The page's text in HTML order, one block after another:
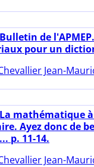
Bulletin de
pour un
Jean-
La mathématique
Ayez donc de
p. 11-14.
Jean-